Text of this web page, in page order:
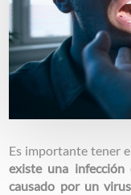
Es importante tener
existe una infección
causado por un virus